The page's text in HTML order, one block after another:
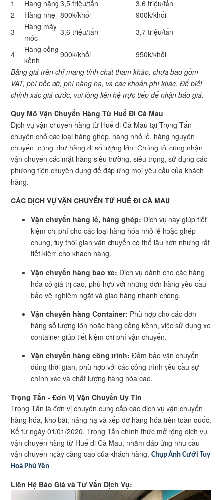
1
Hàng nặng 3,5 triệu/tấn
3,6 triệu/tấn
2
Hàng nhẹ 800k/khối
900k/khối
3
Hàng máy
móc
3,6 triệu/tấn 3,7 triệu/tấn
4
Hàng cồng
kềnh
900k/khối
950k/khối
Bảng giá trên chỉ mang tính chất tham khảo, chưa bao gồm
VAT, phí bốc dỡ, phí nâng hạ, và các khoản phí khác. Để biết
chính xác giá cước, vui lòng liên hệ trực tiếp để nhận báo giá.
Quy Mô Vận Chuyển Hàng Từ Huế Đi Cà Mau
Dịch vụ vận chuyển hàng từ Huế đi Cà Mau tại Trọng Tấn
chuyên chở các loại hàng ghép, hàng nhỏ lẻ, hàng nguyên
chuyến, cũng như hàng đi số lượng lớn. Chúng tôi cũng nhận
vận chuyển các mặt hàng siêu trường, siêu trọng, sử dụng các
phương tiện chuyên dụng để đáp ứng mọi yêu cầu của khách
hàng.
CÁC DỊCH VỤ VẬN CHUYỂN TỪ HUẾ ĐI CÀ MAU
Vận chuyển hàng lẻ, hàng ghép: Dịch vụ này giúp tiết
kiệm chi phí cho các loại hàng hóa nhỏ lẻ hoặc ghép
chung, tuy thời gian vận chuyển có thể lâu hơn nhưng rất
tiết kiệm cho khách hàng.
Vận chuyển hàng bao xe: Dịch vụ dành cho các hàng
hóa có giá trị cao, phù hợp với những đơn hàng yêu cầu
bảo vệ nghiêm ngặt và giao hàng nhanh chóng.
Vận chuyển hàng Container: Phù hợp cho các đơn
hàng số lượng lớn hoặc hàng cồng kềnh, việc sử dụng xe
container giúp tiết kiệm chi phí vận chuyển.
Vận chuyển hàng công trình: Đảm bảo vận chuyển
đúng thời gian, phù hợp với các công trình yêu cầu sự
chính xác và chất lượng hàng hóa cao.
Trọng Tấn - Đơn Vị Vận Chuyển Uy Tín
Trọng Tấn là đơn vị chuyên cung cấp các dịch vụ vận chuyển
hàng hóa, kho bãi, nâng hạ và xếp dỡ hàng hóa trên toàn quốc.
Kể từ ngày 01/01/2020, Trọng Tấn chính thức mở rộng dịch vụ
vận chuyển hàng từ Huế đi Cà Mau, nhằm đáp ứng nhu cầu
vận chuyển ngày càng cao của khách hàng. Chụp Ảnh Cưới Tuy
Hoà Phú Yên
Liên Hệ Báo Giá và Tư Vấn Dịch Vụ: